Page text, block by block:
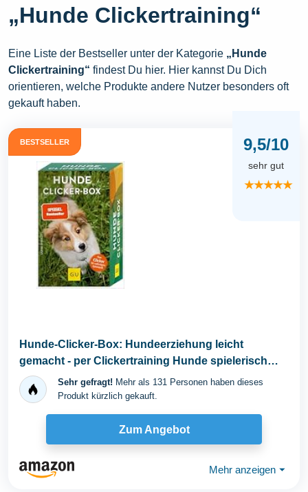
„Hunde Clickertraining“
Eine Liste der Bestseller unter der Kategorie „Hunde
Clickertraining“ findest Du hier. Hier kannst Du Dich
orientieren, welche Produkte andere Nutzer besonders oft
gekauft haben.
BESTSELLER 9,5/10
sehr gut
★★★★★
Hunde-Clicker-Box: Hundeerziehung leicht
gemacht - per Clickertraining Hunde spielerisch
fördern...Sehr gefragt! Mehr als 131 Personen haben dieses
Produkt kürzlich gekauft.
Zum Angebot
Mehr anzeigen ⏷